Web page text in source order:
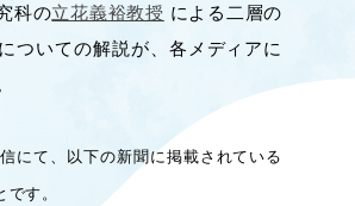
OUR OPEN
学問探求セミナー
科の立花義裕教授 による二層の
ついての解説が、各メディアに
にて、以下の新聞に掲載されている
す。